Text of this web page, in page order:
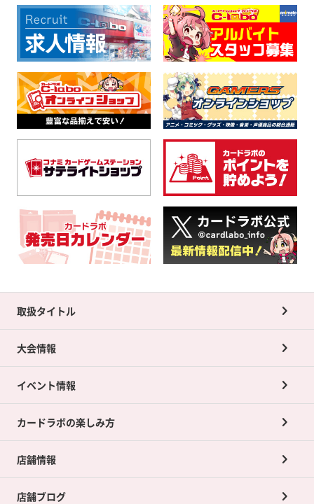
取扱タイトル
大会情報
イベント情報
カードラボの楽しみ方
店舗情報
店舗ブログ